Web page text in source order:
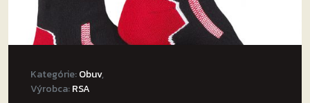
atraktívnom dizajne!
Kategórie:Obuv,
Výrobca:RSA